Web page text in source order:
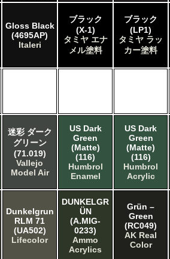
Gloss Black
(4695AP)
Italeri
ブラック
(X-1)
タミヤ エナ
メル塗料
ブラック
(LP1)
タミヤ ラッ
カー塗料
迷彩 ダーク
グリーン
(71.019)
Vallejo
Model Air
US Dark
Green
(Matte)
(116)
Humbrol
Enamel
US Dark
Green
(Matte)
(116)
Humbrol
Acrylic
Dunkelgrun
RLM 71
(UA502)
Lifecolor
DUNKELGR
ÜN
(A.MIG-
0233)
Ammo
Acrylics
Grün –
Green
(RC049)
AK Real
Color